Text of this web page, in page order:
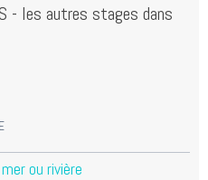
- les autres stages dans
ou rivière